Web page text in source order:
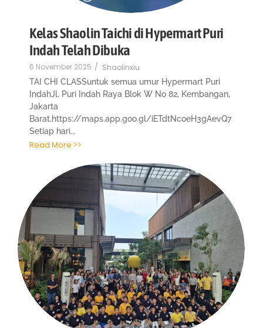
Kelas Shaolin Taichi di Hypermart Puri
Indah Telah Dibuka
6 November 2025 / Shaolinxiu
TAI CHI CLASSuntuk semua umur Hypermart Puri
IndahJl. Puri Indah Raya Blok W No 82, Kembangan,
Jakarta
Barat.https://maps.app.goo.gl/iETdtNcoeH3gAevQ7
Setiap hari...
Read More >>